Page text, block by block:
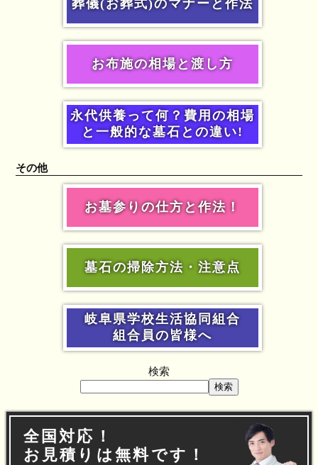
葬儀(お葬式)のマナーと作法
お布施の相場と渡し方
永代供養って何？費用の相場
と一般的な墓石との違い!
その他
お墓参りの仕方と作法！
墓石の掃除方法・注意点
岐阜県学校生活協同組合
組合員の皆様へ
検索
検索
全国対応！
お見積りは無料です！